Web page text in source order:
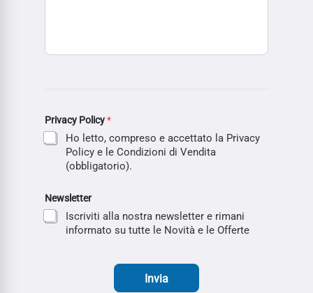
Privacy Policy*
Ho letto, compreso e accettato la Privacy
Policy e le Condizioni di Vendita
(obbligatorio).
Newsletter
Iscriviti alla nostra newsletter e rimani
informato su tutte le Novità e le Offerte
Invia